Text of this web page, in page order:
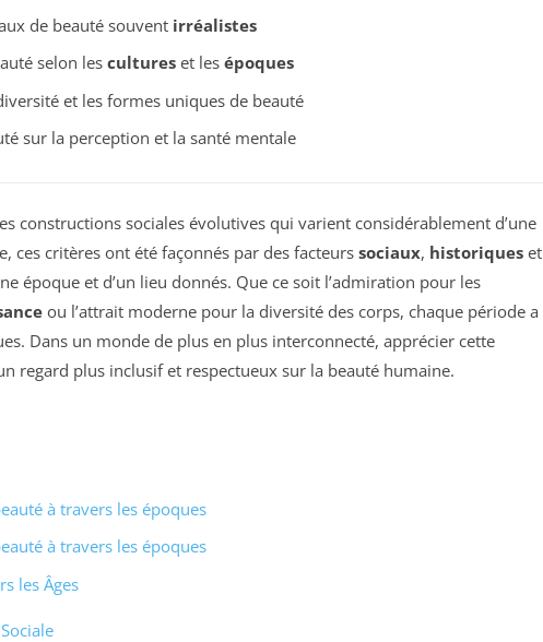
de beauté souvent irréalistes
selon les cultureset les époques
et les formes uniques de beauté
sur la perception et la santé mentale
constructions sociales évolutives qui varient considérablement d’une
ces critères ont été façonnés par des facteurs sociaux, historiques et
époque et d’un lieu donnés. Que ce soit l’admiration pour les
ou l’attrait moderne pour la diversité des corps, chaque période a
Dans un monde de plus en plus interconnecté, apprécier cette
regard plus inclusif et respectueux sur la beauté humaine.
à travers les époques
à travers les époques
les Âges